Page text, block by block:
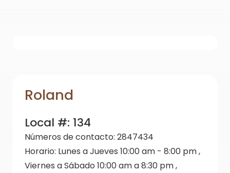
Roland
Local #: 134
Números de contacto: 2847434
Horario: Lunes a Jueves 10:00 am - 8:00 pm ,
Viernes a Sábado 10:00 am a 8:30 pm ,